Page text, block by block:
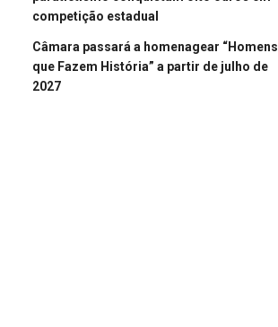
competição estadual
Câmara passará a homenagear “Homens
que Fazem História” a partir de julho de
2027